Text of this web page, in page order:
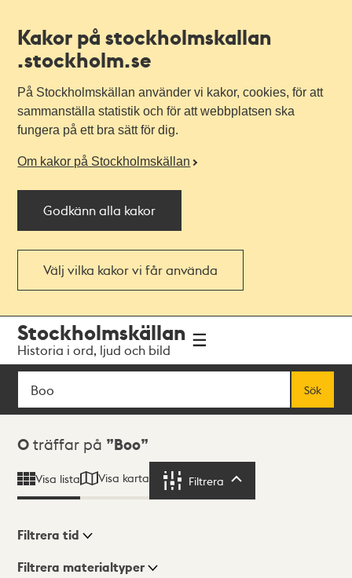
Kakor på stockholmskallan
.stockholm.se
På Stockholmskällan använder vi kakor, cookies, för att
sammanställa statistik och för att webbplatsen ska
fungera på ett bra sätt för dig.
Om kakor på Stockholmskällan
Godkänn alla kakor
Välj vilka kakor vi får använda
navigationen
huvudinnehållet
Stockholmskällan
Historia i ord, ljud och bild
Sök
Sök
Sökresultat
0 träffar på Boo
Visa lista Visa karta Filtrera
Visningsläge
Filtrera tid
Filtrera materialtyper